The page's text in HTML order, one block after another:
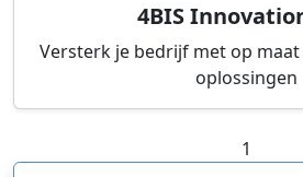
4BIS
Versterk je bedrijf met op
oplossingen
1